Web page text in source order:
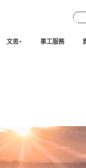
文思+ 事工服務